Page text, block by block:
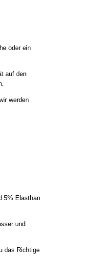
oder ein
auf den
werden
5% Elasthan
und
das Richtige